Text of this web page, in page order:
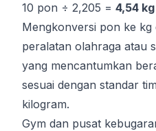
10 pon ÷ 2,205 = 4,54 kg
Mengkonversi pon ke kg
peralatan olahraga atau
yang mencantumkan
sesuai dengan standar
kilogram.
Gym dan pusat